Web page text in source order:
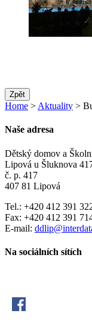
Zpět
Home > Aktuality >
Naše adresa
Dětský domov a
Lipová u Šluknova
č. p. 417
407 81 Lipová
Tel.: +420 412 391
Fax: +420 412 391
E-mail:
Na sociálních sítích